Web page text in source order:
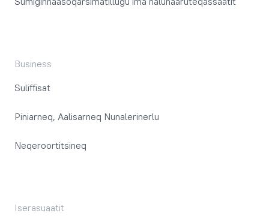
Business
Suliffisat
Piniarneq, Aalisarneq Nunalerinerlu
Neqeroortitsineq
Iserasuaatit